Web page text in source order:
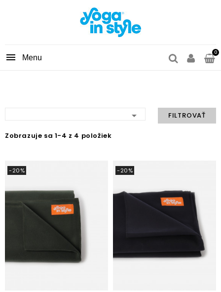
 0
 FILTROVAŤ
Zobrazuje sa 1-4 z 4 položiek
-20% -20%